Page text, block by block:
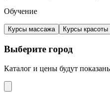
Обучение
Курсы массажа Курсы красоты
Выберите город
Каталог и цены будут